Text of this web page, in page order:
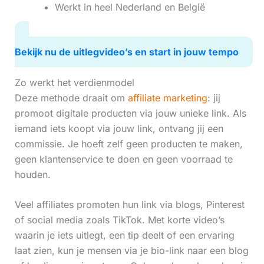
Werkt in heel Nederland en België
Bekijk nu de uitlegvideo’s en start in jouw tempo
Zo werkt het verdienmodel
Deze methode draait om affiliate marketing: jij
promoot digitale producten via jouw unieke link. Als
iemand iets koopt via jouw link, ontvang jij een
commissie. Je hoeft zelf geen producten te maken,
geen klantenservice te doen en geen voorraad te
houden.
Veel affiliates promoten hun link via blogs, Pinterest
of social media zoals TikTok. Met korte video’s
waarin je iets uitlegt, een tip deelt of een ervaring
laat zien, kun je mensen via je bio-link naar een blog